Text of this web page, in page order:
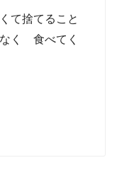
て捨てること
く 食べてく